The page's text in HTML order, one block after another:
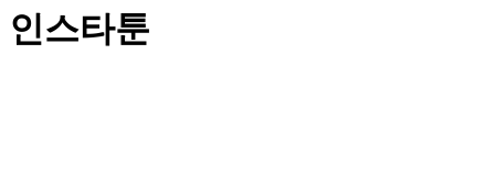
인스타툰